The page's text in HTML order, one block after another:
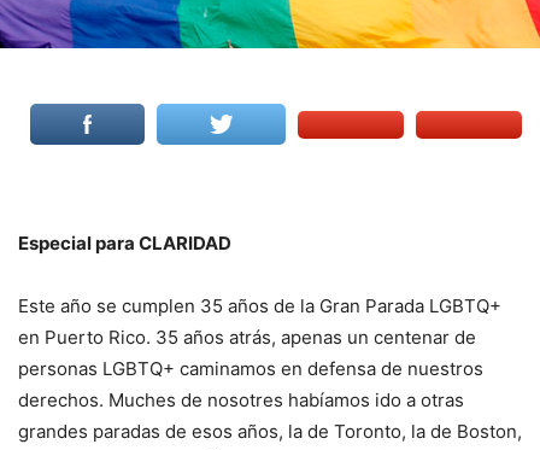
Especial para CLARIDAD
Este año se cumplen 35 años de la Gran Parada LGBTQ+
en Puerto Rico. 35 años atrás, apenas un centenar de
personas LGBTQ+ caminamos en defensa de nuestros
derechos. Muches de nosotres habíamos ido a otras
grandes paradas de esos años, la de Toronto, la de Boston,